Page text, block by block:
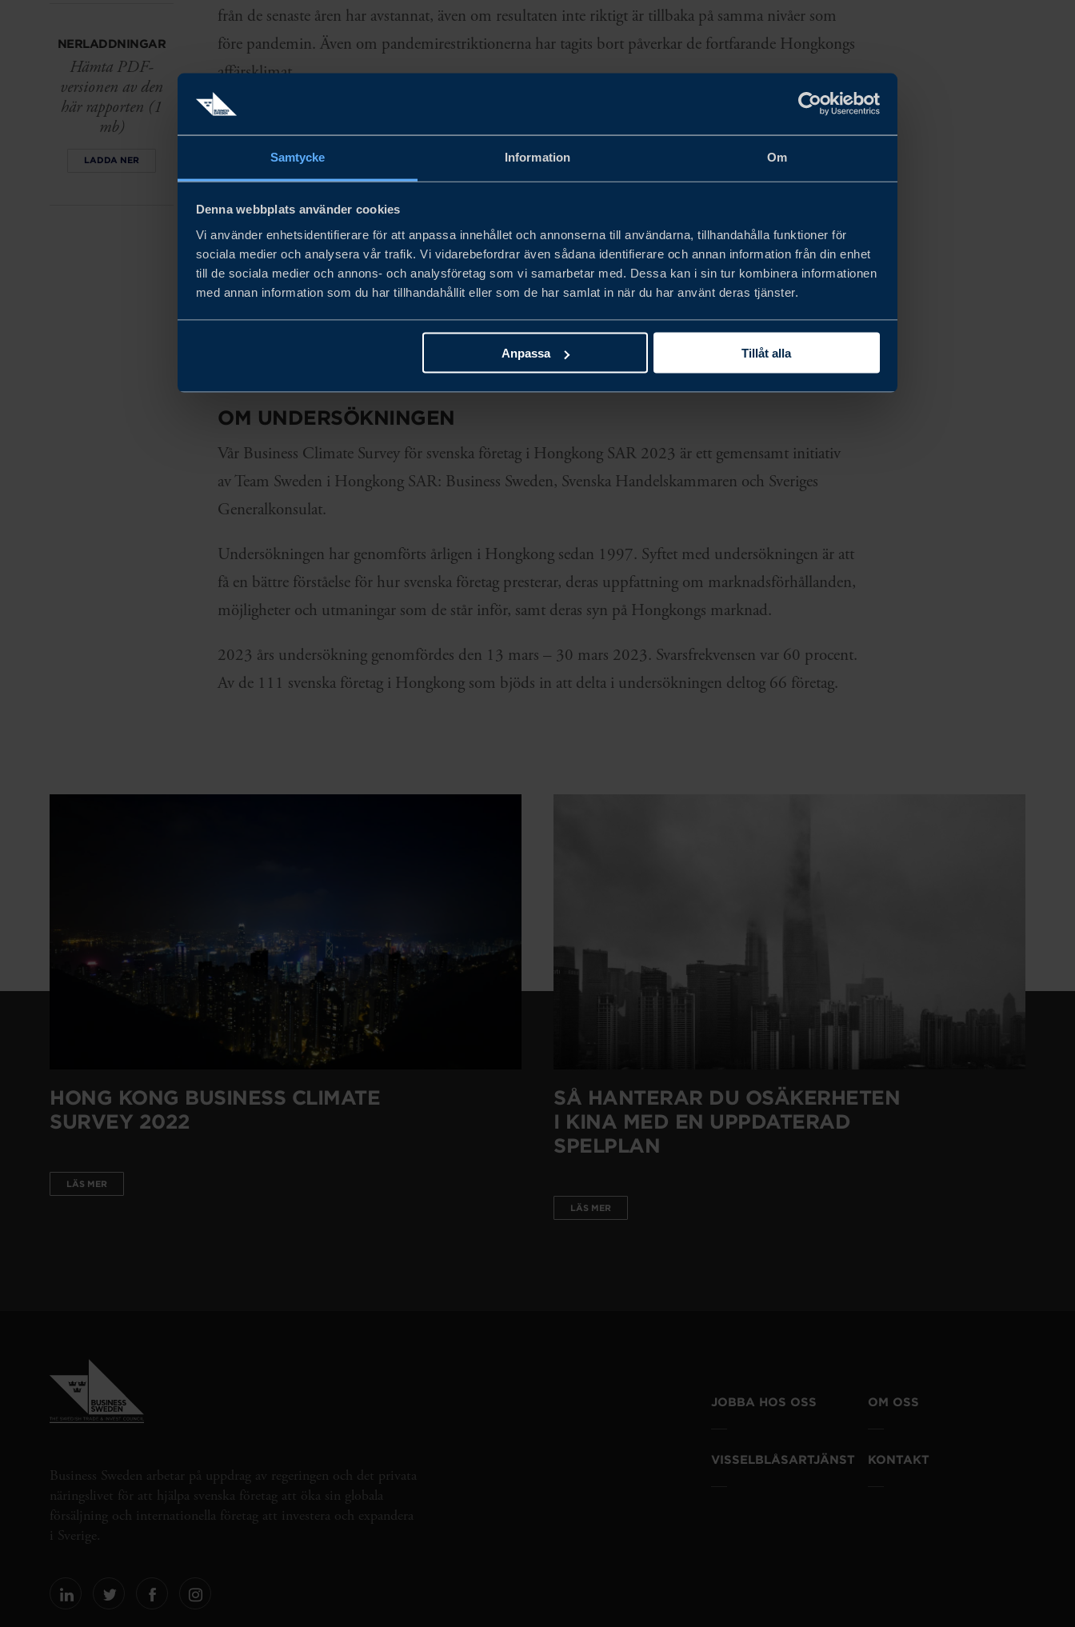
Samtycke Information Om
Denna webbplats använder cookies
Vi använder enhetsidentifierare för att anpassa innehållet och annonserna till användarna, tillhandahålla funktioner för
sociala medier och analysera vår trafik. Vi vidarebefordrar även sådana identifierare och annan information från din enhet
till de sociala medier och annons- och analysföretag som vi samarbetar med. Dessa kan i sin tur kombinera informationen
med annan information som du har tillhandahållit eller som de har samlat in när du har använt deras tjänster.
Anpassa Tillåt alla
NERLADDNINGAR
Hämta PDF-
versionen av den
här rapporten (1
mb)
LADDA NER
från de senaste åren har avstannat, även om resultaten inte riktigt är tillbaka på samma nivåer som
före pandemin. Även om pandemirestriktionerna har tagits bort påverkar de fortfarande Hongkongs
affärsklimat.
Den politiska utvecklingen under de senaste åren, inklusive genomförandet av lagen om nationell
på Hongkongs status som internationellt affärscentrum, yttrandefrihet, mediefrihet och
rättsväsendets oberoende.
Slutligen visar undersökningen, liksom tidigare år, att de flesta svenska företag tar hållbarhet på
allvar. Hållbarhet är en del av deras affärsmodeller och bidrar till deras lönsamhet. Många svenska
företag är ledande inom gröna lösningar och är angelägna om att dela med sig av sina erfarenheter
och sitt kunnande när Hongkong arbetar mot målet om koldioxidneutralitet senast 2050.
Ladda gärna ner rapporten för att få en fullständig översikt över resultaten med en detaljerad analys.
OM UNDERSÖKNINGEN
Vår Business Climate Survey för svenska företag i Hongkong SAR 2023 är ett gemensamt initiativ
av Team Sweden i Hongkong SAR: Business Sweden, Svenska Handelskammaren och Sveriges
Generalkonsulat.
Undersökningen har genomförts årligen i Hongkong sedan 1997. Syftet med undersökningen är att
få en bättre förståelse för hur svenska företag presterar, deras uppfattning om marknadsförhållanden,
möjligheter och utmaningar som de står inför, samt deras syn på Hongkongs marknad.
2023 års undersökning genomfördes den 13 mars – 30 mars 2023. Svarsfrekvensen var 60 procent.
Av de 111 svenska företag i Hongkong som bjöds in att delta i undersökningen deltog 66 företag.
HONG KONG BUSINESS CLIMATE
SURVEY 2022
LÄS MER
SÅ HANTERAR DU OSÄKERHETEN
I KINA MED EN UPPDATERAD
SPELPLAN
LÄS MER
Business Sweden arbetar på uppdrag av regeringen och det privata
näringslivet för att hjälpa svenska företag att öka sin globala
försäljning och internationella företag att investera och expandera
i Sverige.
JOBBA HOS OSS OM OSS
VISSELBLÅSARTJÄNST KONTAKT